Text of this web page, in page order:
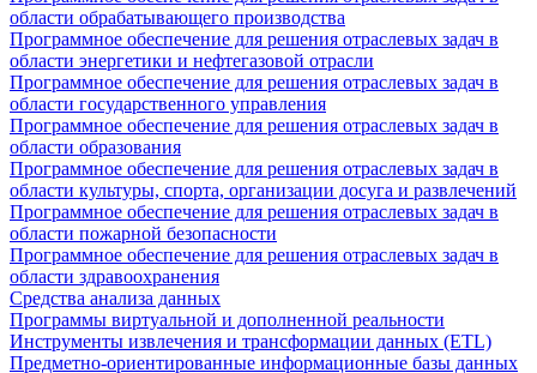
области обрабатывающего производства
Программное обеспечение для решения отраслевых задач в
области энергетики и нефтегазовой отрасли
Программное обеспечение для решения отраслевых задач в
области государственного управления
Программное обеспечение для решения отраслевых задач в
области образования
Программное обеспечение для решения отраслевых задач в
области культуры, спорта, организации досуга и развлечений
Программное обеспечение для решения отраслевых задач в
области пожарной безопасности
Программное обеспечение для решения отраслевых задач в
области здравоохранения
Средства анализа данных
Программы виртуальной и дополненной реальности
Инструменты извлечения и трансформации данных (ETL)
Предметно-ориентированные информационные базы данных